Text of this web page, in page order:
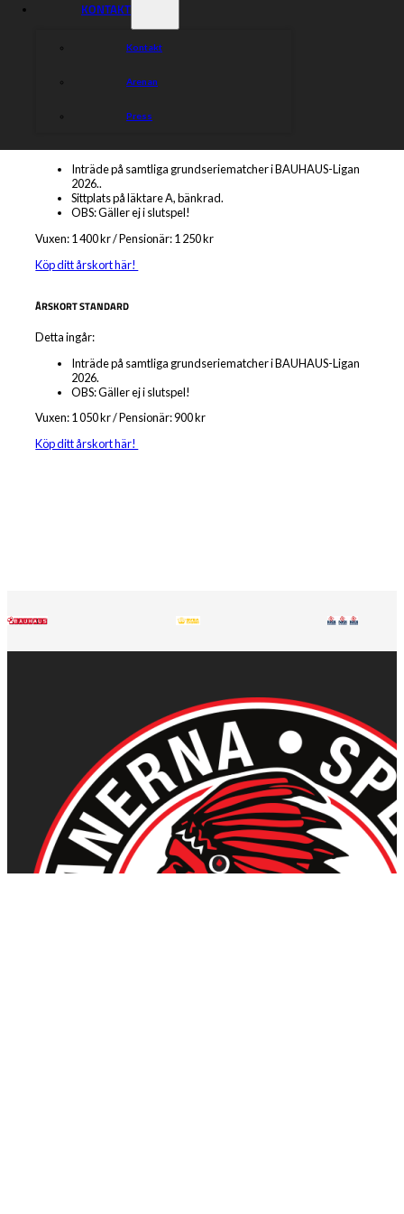
KONTAKT
Kontakt
Arenan
Press
Sittplats på läktare A, egen röd stol.
Gratis inträde på Division 1 och Ungdomsserien.
Vuxen: 2 150 kr / Pensionär: 2 000 kr
ÅRSKORT SITTPLATS
Inträde på samtliga grundseriematcher i BAUHAUS-Ligan
2026..
Sittplats på läktare A, bänkrad.
OBS: Gäller ej i slutspel!
Vuxen: 1 400 kr / Pensionär: 1 250 kr
Köp ditt årskort här!
ÅRSKORT STANDARD
Detta ingår:
Inträde på samtliga grundseriematcher i BAUHAUS-Ligan
2026.
OBS: Gäller ej i slutspel!
Vuxen: 1 050 kr / Pensionär: 900 kr
Köp ditt årskort här!